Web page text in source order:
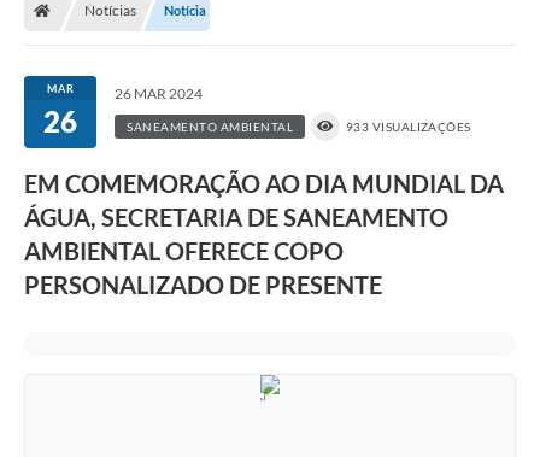
Cartas de Serviços
Editais
Transparência
Internet Gratuita
Contato
Notícias Notícia
MAR
26
26 MAR 2024
SANEAMENTO AMBIENTAL 933 VISUALIZAÇÕES
EM COMEMORAÇÃO AO DIA MUNDIAL DA
ÁGUA, SECRETARIA DE SANEAMENTO
AMBIENTAL OFERECE COPO
PERSONALIZADO DE PRESENTE